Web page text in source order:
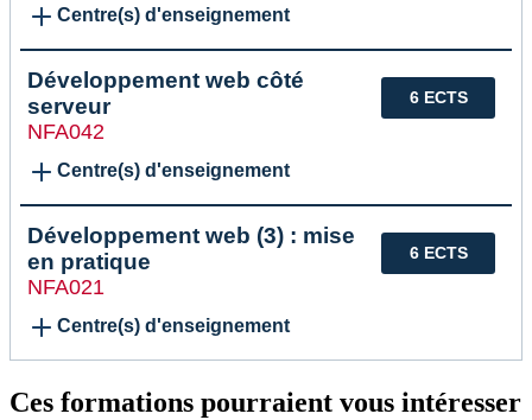
Centre(s) d'enseignement
6 ECTS
Développement web côté
serveur
NFA042
Centre(s) d'enseignement
6 ECTS
Développement web (3) : mise
en pratique
NFA021
Centre(s) d'enseignement
Ces formations pourraient vous intéresser